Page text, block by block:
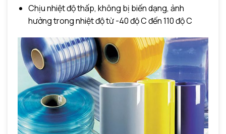
Chịu nhiệt độ thấp, không bị biến dạng, ảnh
hưởng trong nhiệt độ từ -40 độ C đến 110 độ C